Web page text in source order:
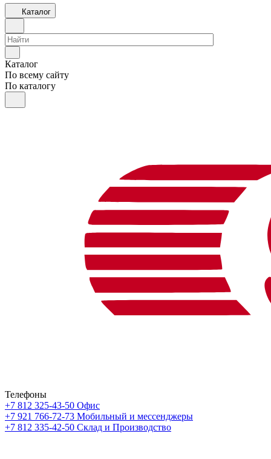
Каталог
Каталог
По всему сайту
По каталогу
Телефоны
+7 812 325-43-50 Офис
+7 921 766-72-73 Мобильный и мессенджеры
+7 812 335-42-50 Склад и Производство